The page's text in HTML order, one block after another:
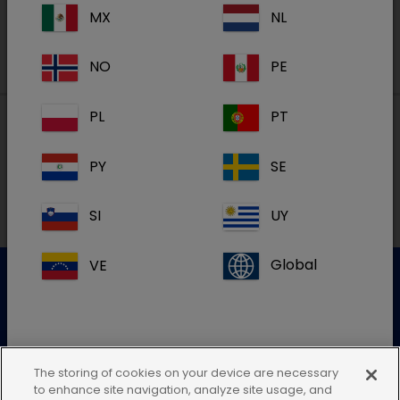
Paikalliset osoitteet
Lisätietoja saat ottamalla yhteyttä asiakaspalveluumme
MX NL
NO PE
PL PT
PY SE
SI UY
VE Global
Jos et löydä maasi sijaintia, jätä tämä
The storing of cookies on your device are necessary
to enhance site navigation, analyze site usage, and